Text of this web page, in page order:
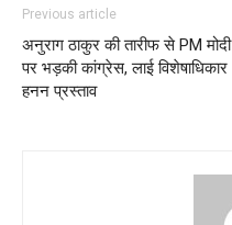
Previous article
अनुराग ठाकुर की तारीफ से PM मोदी
पर भड़की कांग्रेस, लाई विशेषाधिकार
हनन प्रस्ताव